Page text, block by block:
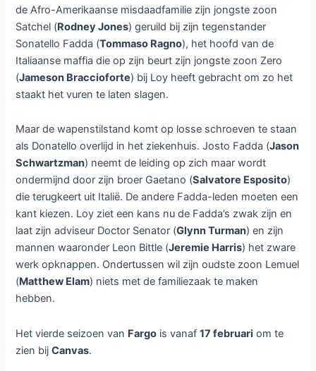
de Afro-Amerikaanse misdaadfamilie zijn jongste zoon
Satchel (Rodney Jones) geruild bij zijn tegenstander
Sonatello Fadda (Tommaso Ragno), het hoofd van de
Italiaanse maffia die op zijn beurt zijn jongste zoon Zero
(Jameson Braccioforte) bij Loy heeft gebracht om zo het
staakt het vuren te laten slagen.
Maar de wapenstilstand komt op losse schroeven te staan
als Donatello overlijd in het ziekenhuis. Josto Fadda (Jason
Schwartzman) neemt de leiding op zich maar wordt
ondermijnd door zijn broer Gaetano (Salvatore Esposito)
die terugkeert uit Italië. De andere Fadda-leden moeten een
kant kiezen. Loy ziet een kans nu de Fadda’s zwak zijn en
laat zijn adviseur Doctor Senator (Glynn Turman) en zijn
mannen waaronder Leon Bittle (Jeremie Harris) het zware
werk opknappen. Ondertussen wil zijn oudste zoon Lemuel
(Matthew Elam) niets met de familiezaak te maken
hebben.
Het vierde seizoen van Fargo is vanaf17 februari om te
zien bijCanvas.